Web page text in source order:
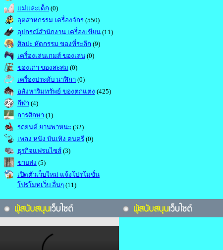
แม่และเด็ก (0)
อุตสาหกรรม เครื่องจักร (550)
อุปกรณ์สำนักงาน เครื่องเขียน (11)
ศิลปะ หัตกรรม ของที่ระลึก (9)
เครื่องเล่นเกมส์ ของเล่น (0)
ของเก่า ของสะสม (0)
เครื่องประดับ นาฬิกา (0)
อสังหาริมทรัพย์ ของตกแต่ง (425)
กีฬา (4)
การศึกษา (1)
รถยนต์ ยานพาหนะ (32)
เพลง หนัง บันเทิง ดนตรี (0)
ธุรกิจแฟรนไซส์ (3)
ขายส่ง (5)
เปิดตัวเว็บใหม่ แจ้งโปรโมชั่น
โปรโมทเว็บ อื่นๆ (11)